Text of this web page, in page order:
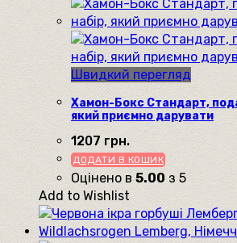
Швидкий перегляд
Хамон-Бокс Стандарт,
який приємно дарувати
1207 грн.
ДОДАТИ В КОШИК
Оцінено в 5.00 з 5
Add to Wishlist